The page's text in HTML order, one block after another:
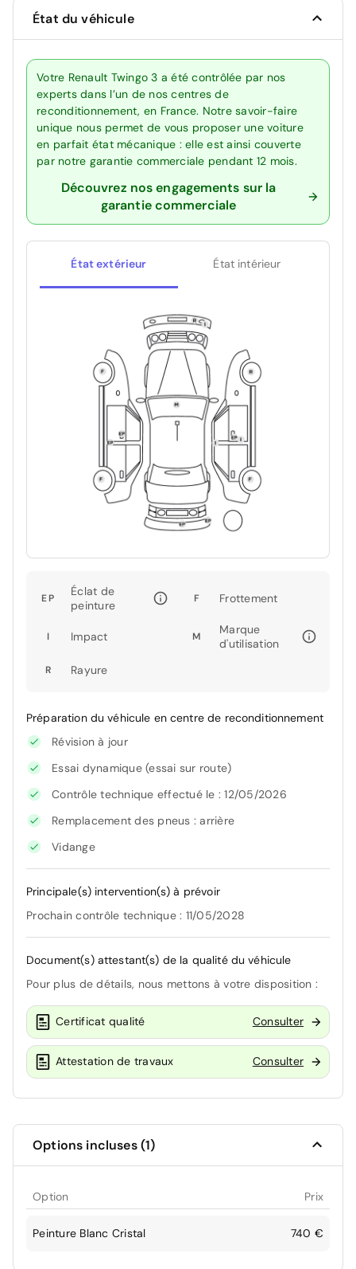
État du véhicule
Votre Renault Twingo 3 a été contrôlée par nos
experts dans l’un de nos centres de
reconditionnement, en France. Notre savoir-faire
unique nous permet de vous proposer une voiture
en parfait état mécanique : elle est ainsi couverte
par notre garantie commerciale pendant 12 mois.
Découvrez nos engagements sur la
garantie commerciale
État extérieur État intérieur
EP
Éclat de
peinture
F Frottement
I Impact M
Marque
d'utilisation
R Rayure
Préparation du véhicule en centre de reconditionnement
Révision à jour
Essai dynamique (essai sur route)
Contrôle technique effectué le : 12/05/2026
Remplacement des pneus : arrière
Vidange
Principale(s) intervention(s) à prévoir
Prochain contrôle technique : 11/05/2028
Document(s) attestant(s) de la qualité du véhicule
Pour plus de détails, nous mettons à votre disposition :
Certificat qualité Consulter
Attestation de travaux Consulter
Options incluses (1)
Option Prix
Peinture Blanc Cristal 740 €